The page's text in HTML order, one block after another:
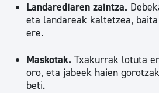
Landarediaren zaintza.
eta landareak kaltetzea,
ere.
Maskotak. Txakurrak lotuta
oro, eta jabeek haien
beti.